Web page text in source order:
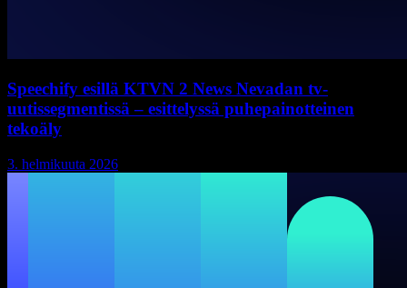
Speechify esillä KTVN 2 News Nevadan tv-
uutissegmentissä – esittelyssä puhepainotteinen
tekoäly
3. helmikuuta 2026